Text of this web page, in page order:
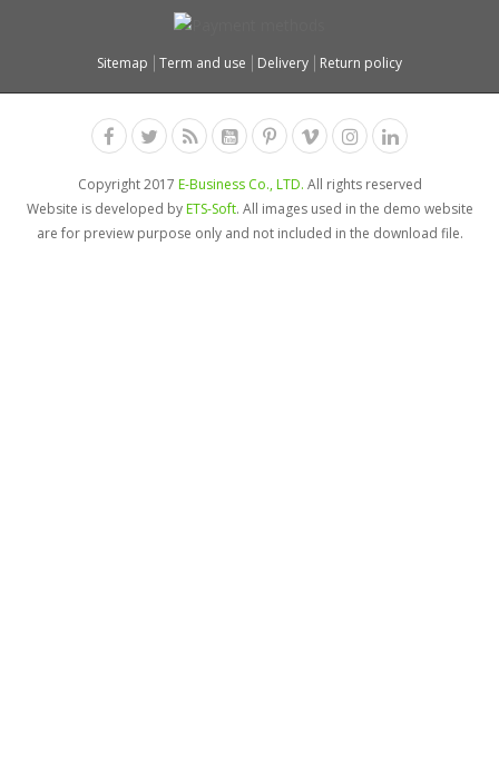
Sitemap Term and use Delivery Return policy
Copyright 2017 E-Business Co., LTD. All rights reserved
Website is developed byETS-Soft. All images used in the demo website
are for preview purpose only and not included in the download file.